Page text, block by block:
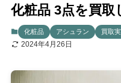
化粧品 3点を買取
化粧品 アシュラン 買取
2024年4月26日